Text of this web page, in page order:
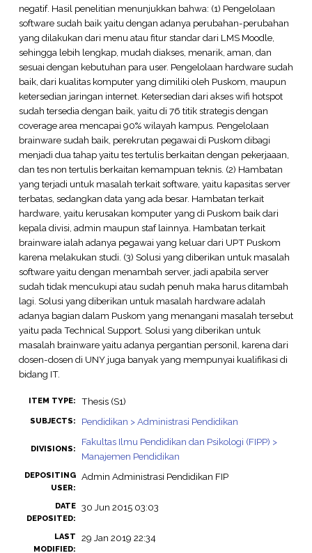
negatif. Hasil penelitian menunjukkan bahwa: (1) Pengelolaan
software sudah baik yaitu dengan adanya perubahan-perubahan
yang dilakukan dari menu atau fitur standar dari LMS Moodle,
sehingga lebih lengkap, mudah diakses, menarik, aman, dan
sesuai dengan kebutuhan para user. Pengelolaan hardware sudah
baik, dari kualitas komputer yang dimiliki oleh Puskom, maupun
ketersedian jaringan internet. Ketersedian dari akses wifi hotspot
sudah tersedia dengan baik, yaitu di 76 titik strategis dengan
coverage area mencapai 90% wilayah kampus. Pengelolaan
brainware sudah baik, perekrutan pegawai di Puskom dibagi
menjadi dua tahap yaitu tes tertulis berkaitan dengan pekerjaaan,
dan tes non tertulis berkaitan kemampuan teknis. (2) Hambatan
yang terjadi untuk masalah terkait software, yaitu kapasitas server
terbatas, sedangkan data yang ada besar. Hambatan terkait
hardware, yaitu kerusakan komputer yang di Puskom baik dari
kepala divisi, admin maupun staf lainnya. Hambatan terkait
brainware ialah adanya pegawai yang keluar dari UPT Puskom
karena melakukan studi. (3) Solusi yang diberikan untuk masalah
software yaitu dengan menambah server, jadi apabila server
sudah tidak mencukupi atau sudah penuh maka harus ditambah
lagi. Solusi yang diberikan untuk masalah hardware adalah
adanya bagian dalam Puskom yang menangani masalah tersebut
yaitu pada Technical Support. Solusi yang diberikan untuk
masalah brainware yaitu adanya pergantian personil, karena dari
dosen-dosen di UNY juga banyak yang mempunyai kualifikasi di
bidang IT.
ITEM TYPE: Thesis (S1)
SUBJECTS: Pendidikan > Administrasi Pendidikan
DIVISIONS:
Fakultas Ilmu Pendidikan dan Psikologi (FIPP) >
Manajemen Pendidikan
DEPOSITING
USER:
Admin Administrasi Pendidikan FIP
DATE
DEPOSITED:
30 Jun 2015 03:03
LAST
MODIFIED:
29 Jan 2019 22:34